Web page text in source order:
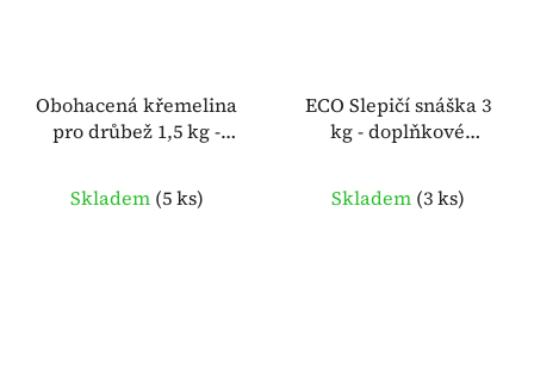
Obohacená křemelina
pro drůbež 1,5 kg -
Skladem (5 ks)
ECO Slepičí snáška 3
kg - doplňkové
Skladem (3 ks)